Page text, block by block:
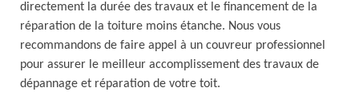
directement la durée des travaux et le financement de la
réparation de la toiture moins étanche. Nous vous
recommandons de faire appel à un couvreur professionnel
pour assurer le meilleur accomplissement des travaux de
dépannage et réparation de votre toit.